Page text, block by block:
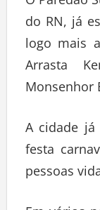
do RN, já
logo mais
Arrasta
Monsenhor
A cidade
festa
pessoas